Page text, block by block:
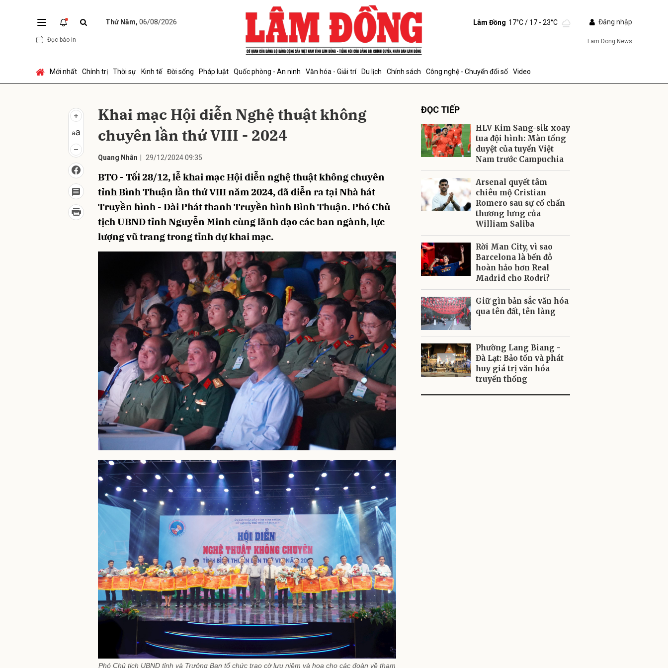
Thứ Năm, 06/08/2026
Đọc báo in
Lâm Đồng 17°C/ 17 - 23°C Đăng nhập
Lam Dong News
Mới nhất Chính trị Thời sự Kinh tế Đời sống Pháp luật Quốc phòng - An ninh Văn hóa - Giải trí Du lịch Chính sách Công nghệ - Chuyển đổi số Video
Khai mạc Hội diễn Nghệ thuật không
chuyên lần thứ VIII - 2024
Quang Nhân 29/12/2024 09:35
BTO - Tối 28/12, lễ khai mạc Hội diễn nghệ thuật không chuyên
tỉnh Bình Thuận lần thứ VIII năm 2024, đã diễn ra tại Nhà hát
Truyền hình - Đài Phát thanh Truyền hình Bình Thuận. Phó Chủ
tịch UBND tỉnh Nguyễn Minh cùng lãnh đạo các ban ngành, lực
lượng vũ trang trong tỉnh dự khai mạc.
Phó Chủ tịch UBND tỉnh và Trưởng Ban tổ chức trao cờ lưu niệm và hoa cho các đoàn về tham
ĐỌC TIẾP
HLV Kim Sang-sik xoay
tua đội hình: Màn tổng
duyệt của tuyển Việt
Nam trước Campuchia
Arsenal quyết tâm
chiêu mộ Cristian
Romero sau sự cố chấn
thương lưng của
William Saliba
Rời Man City, vì sao
Barcelona là bến đỗ
hoàn hảo hơn Real
Madrid cho Rodri?
Giữ gìn bản sắc văn hóa
qua tên đất, tên làng
Phường Lang Biang -
Đà Lạt: Bảo tồn và phát
huy giá trị văn hóa
truyền thống
Gửi bình luận